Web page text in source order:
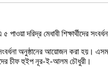
পাওয়া দরিদ্র মেধাবী
অনুষ্ঠানের আয়োজন করা হয়।
চীফ হুইপ নূর-ই-আলম চৌধুরী।